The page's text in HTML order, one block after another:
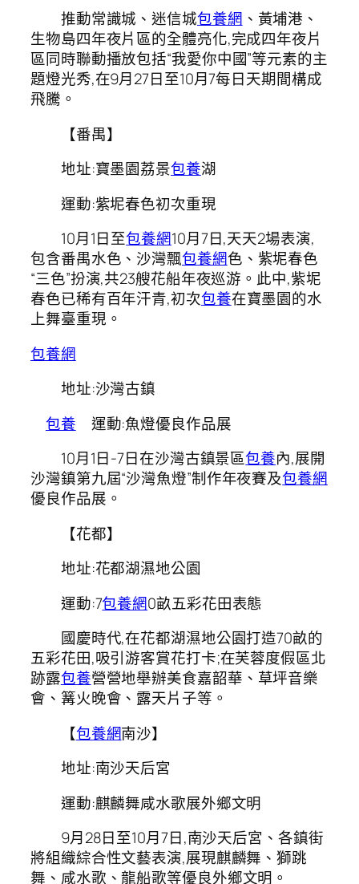
推動常識城、迷信城包養網 、黃埔港、
生物島四年夜片區的全體亮化,完成四年夜片
區同時聯動播放包括“我愛你中國”等元素的主
題燈光秀,在9月27日至10月7每日天期間構成
飛騰。
【番禺】
地址:寶墨園荔景包養湖
運動:紫坭春色初次重現
10月1日至包養網10月7日,天天2場表演,
包含番禺水色、沙灣飄包養網色、紫坭春色
“三色”扮演,共23艘花船年夜巡游。此中,紫坭
春色已稀有百年汗青,初次包養在寶墨園的水
上舞臺重現。
包養網
地址:沙灣古鎮
包養 運動:魚燈優良作品展
10月1日-7日在沙灣古鎮景區包養內,展開
沙灣鎮第九屆“沙灣魚燈”制作年夜賽及包養網
優良作品展。
【花都】
地址:花都湖濕地公園
運動:7包養網0畝五彩花田表態
國慶時代,在花都湖濕地公園打造70畝的
五彩花田,吸引游客賞花打卡;在芙蓉度假區北
跡露包養營營地舉辦美食嘉韶華、草坪音樂
會、篝火晚會、露天片子等。
【包養網南沙】
地址:南沙天后宮
運動:麒麟舞咸水歌展外鄉文明
9月28日至10月7日,南沙天后宮、各鎮街
將組織綜合性文藝表演,展現麒麟舞、獅跳
舞、咸水歌、龍船歌等優良外鄉文明。